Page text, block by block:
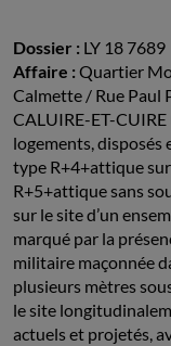
Dossier : LY 18 7689
Affaire : Quartier
Calmette / Rue Paul
CALUIRE-ET-
logements, disposés
type R+4+attique
R+5+attique sans
sur le site d’un
marqué par la
militaire maçonnée
plusieurs mètres
le site
actuels et projetés,